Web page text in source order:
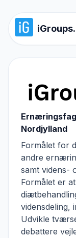
Nordjylland
Formålet for
andre
samt videns-
Formålet er
vidensdeling,
Udvikle
debattere